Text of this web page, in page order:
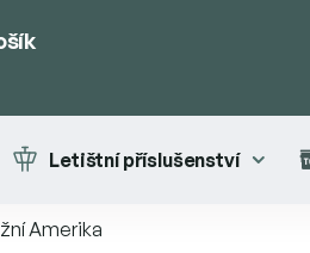
Letištní příslušenství
Amerika